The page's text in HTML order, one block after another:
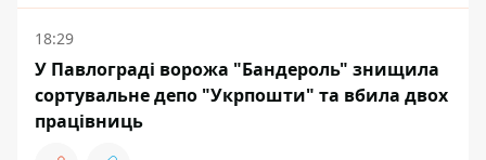
18:29
У Павлограді ворожа "Бандероль" знищила
сортувальне депо "Укрпошти" та вбила двох
працівниць